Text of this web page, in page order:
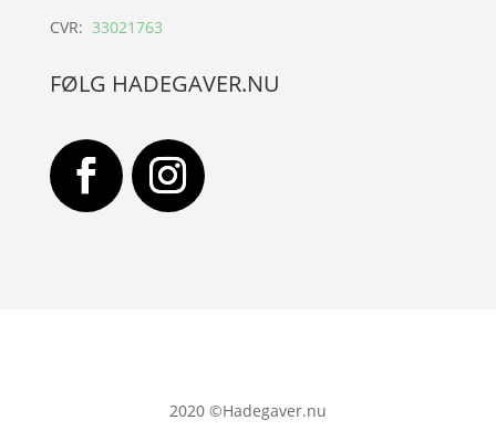
CVR: 33021763
FØLG HADEGAVER.NU
2020 ©Hadegaver.nu